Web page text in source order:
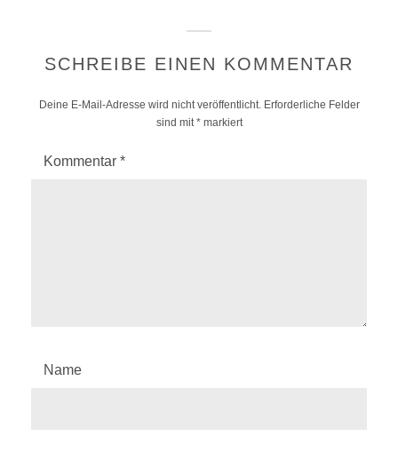
SCHREIBE EINEN KOMMENTAR
Deine E-Mail-Adresse wird nicht veröffentlicht. Erforderliche Felder
sind mit*markiert
Kommentar *
Name